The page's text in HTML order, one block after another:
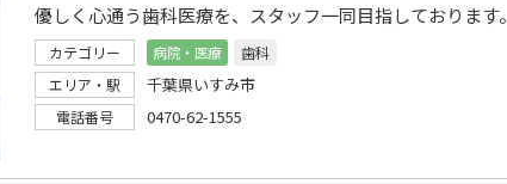
優しく心通う歯科医療を、スタッフ一同目指しております。
カテゴリー 病院・医療
歯科
エリア・駅
千葉県いすみ市
電話番号 0470-62-1555